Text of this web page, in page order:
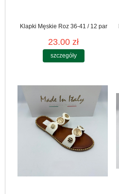
Klapki Męskie Roz 36-41 / 12 par
23.00 zł
szczegóły